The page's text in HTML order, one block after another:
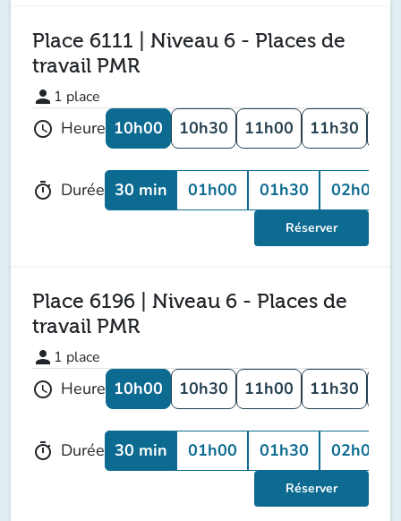
Place 6111 | Niveau 6 - Places de
travail PMR
person 1 place
schedule Heure 10h00 10h30 11h00 11h30
timer Durée 30 min 01h00 01h30 02h00
Réserver
Place 6196 | Niveau 6 - Places de
travail PMR
person 1 place
schedule Heure 10h00 10h30 11h00 11h30
timer Durée 30 min 01h00 01h30 02h00
Réserver